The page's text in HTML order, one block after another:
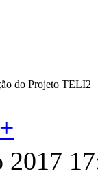
do Projeto TELI2
2017